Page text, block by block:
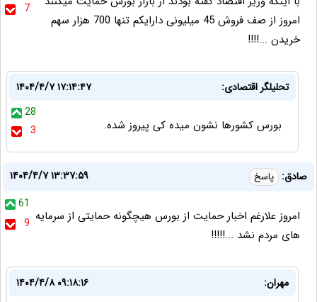
7
امروز از صف فروش 45 میلیونی دارایکم تنها 700 هزار سهم
خریدن ...!!!!
تحلیلگر اقتصادی:
۱۴۰۴/۴/۷ ۱۷:۱۴:۴۷
28
3
بورس کشورها نشون میده کی پیروز شده.
صادق: پاسخ
۱۴۰۴/۴/۷ ۱۳:۳۷:۵۹
61
9 امروز علارغم اخبار حمایت از بورس هیچگونه حمایتی از سرمایه
های مردم نشد ...!!!!!
مهران:
۱۴۰۴/۴/۸ ۰۹:۱۸:۱۶